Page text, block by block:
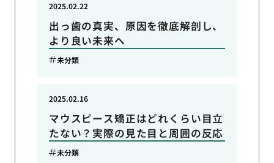
出っ歯の真実、原因を徹底解剖し、
より良い未来へ
2025.02.22
未分類
マウスピース矯正はどれくらい目立
たない？実際の見た目と周囲の反応
2025.02.16
未分類